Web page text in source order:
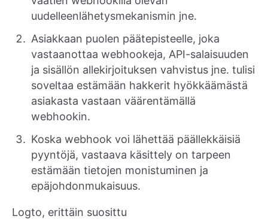
uudelleenlähetysmekanismin jne.
Asiakkaan puolen päätepisteelle, joka
vastaanottaa webhookeja, API-salaisuuden
ja sisällön allekirjoituksen vahvistus jne. tulisi
soveltaa estämään hakkerit hyökkäämästä
asiakasta vastaan väärentämällä
webhookin.
Koska webhook voi lähettää päällekkäisiä
pyyntöjä, vastaava käsittely on tarpeen
estämään tietojen monistuminen ja
epäjohdonmukaisuus.
Logto, erittäin suosittu